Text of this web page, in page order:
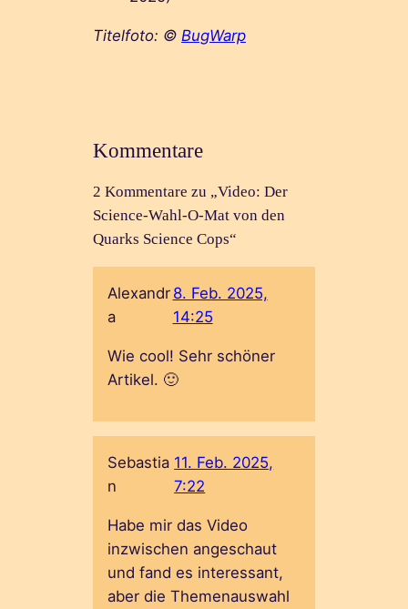
Titelfoto: © BugWarp
Kommentare
2 Kommentare zu „Video: Der
Science-Wahl-O-Mat von den
Quarks Science Cops“
Alexandr
a
8. Feb. 2025,
14:25
Wie cool! Sehr schöner
Artikel. 🙂
Sebastia
n
11. Feb. 2025,
7:22
Habe mir das Video
inzwischen angeschaut
und fand es interessant,
aber die Themenauswahl